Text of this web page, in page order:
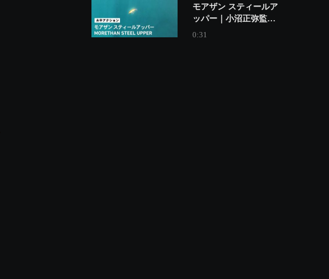
モアザン スティールア
ッパー｜小沼正弥監修
釣れる弱い巻き心地の
0:31